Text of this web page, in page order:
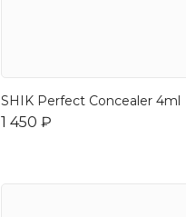
SHIK Perfect Concealer 4ml
1 450 ₽